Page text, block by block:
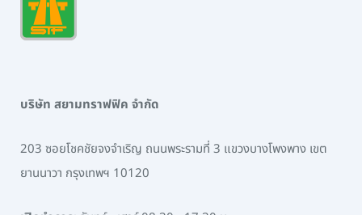
บริษัท สยามทราฟฟิค จำกัด
203 ซอยโชคชัยจงจำเริญ ถนนพระรามที่ 3 แขวงบางโพงพาง เขต
ยานนาวา กรุงเทพฯ 10120